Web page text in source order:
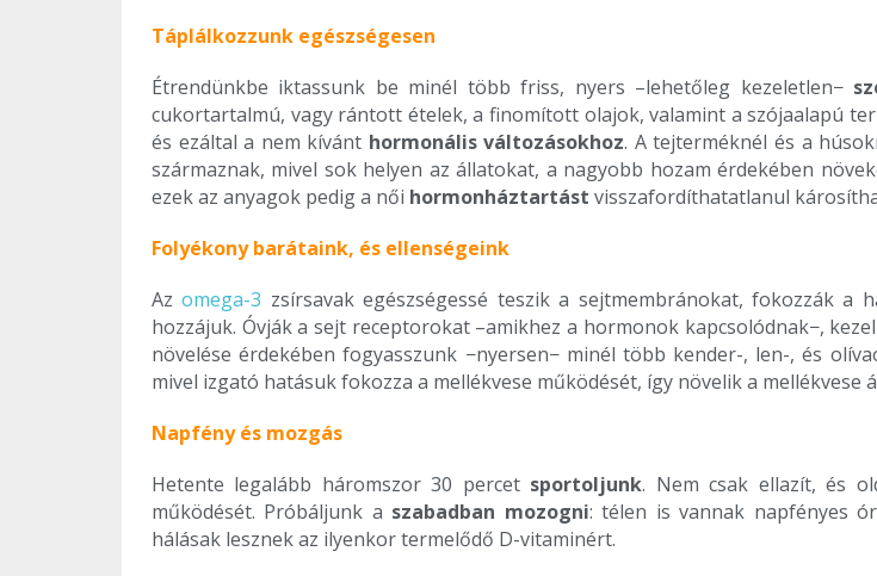
Táplálkozzunk egészségesen
Étrendünkbe iktassunk be minél több friss, nyers –lehetőleg kezeletlen−
cukortartalmú, vagy rántott ételek, a finomított olajok, valamint a szójaalapú
és ezáltal a nem kívánt hormonális változásokhoz. A tejterméknél és a
származnak, mivel sok helyen az állatokat, a nagyobb hozam érdekében
ezek az anyagok pedig a női hormonháztartást visszafordíthatatlanul
Folyékony barátaink, és ellenségeink
Azomega-3 zsírsavak egészségessé teszik a sejtmembránokat, fokozzák
hozzájuk. Óvják a sejt receptorokat –amikhez a hormonok kapcsolódnak−,
növelése érdekében fogyasszunk −nyersen− minél több kender-, len-, és
mivel izgató hatásuk fokozza a mellékvese működését, így növelik a
Napfény és mozgás
Hetente legalább háromszor 30 percet sportoljunk. Nem csak ellazít, és
működését. Próbáljunk a szabadban mozogni: télen is vannak napfényes
hálásak lesznek az ilyenkor termelődő D-vitaminért.